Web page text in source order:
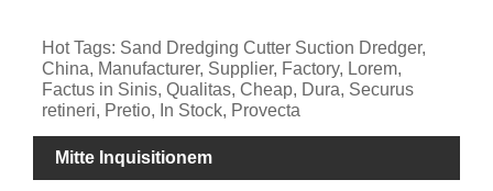
Hot Tags: Sand Dredging Cutter Suction Dredger,
China, Manufacturer, Supplier, Factory, Lorem,
Factus in Sinis, Qualitas, Cheap, Dura, Securus
retineri, Pretio, In Stock, Provecta
Mitte Inquisitionem